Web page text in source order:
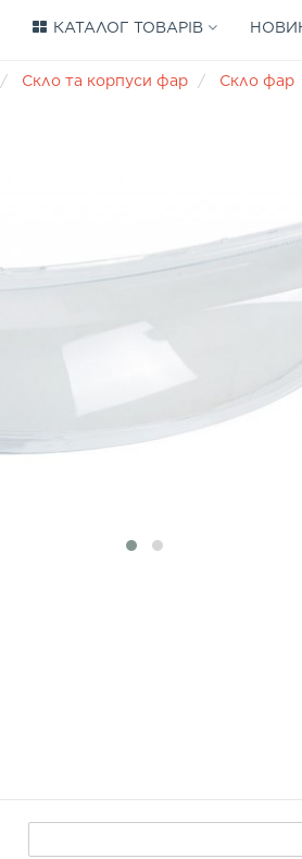
КАТАЛОГ ТОВАРІВ
Скло та корпуси фар Скло фар